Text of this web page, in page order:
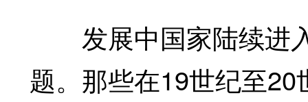
发展中国家陆续进
题。那些在19世纪至